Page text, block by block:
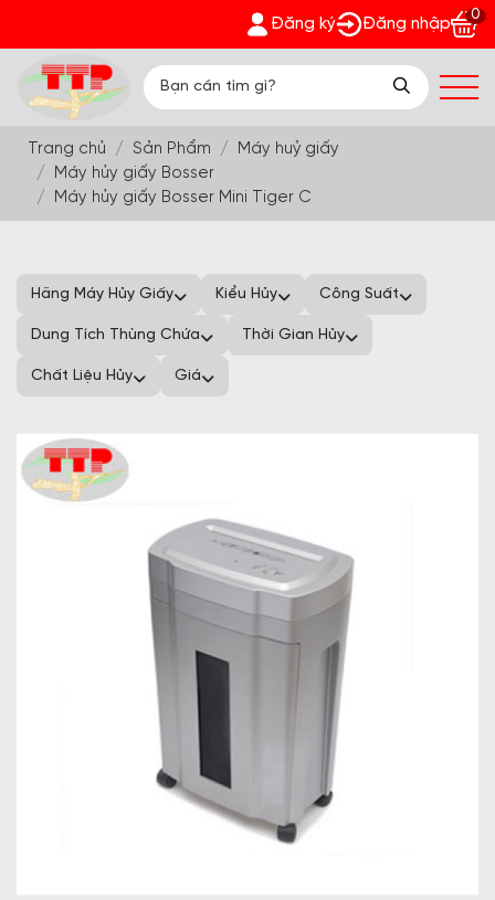
- Nhận quà bất ngờ Đón Hè Sang chi tiết tại 'Khuyến Mãi'
Đăng ký Đăng nhập
0
Trang chủ Sản Phẩm
Máy huỷ giấy
Máy hủy giấy Bosser
Máy hủy giấy Bosser Mini Tiger C
Hãng Máy Hủy Giấy Kiểu Hủy Công Suất
Dung Tích Thùng Chứa Thời Gian Hủy
Chất Liệu Hủy Giá